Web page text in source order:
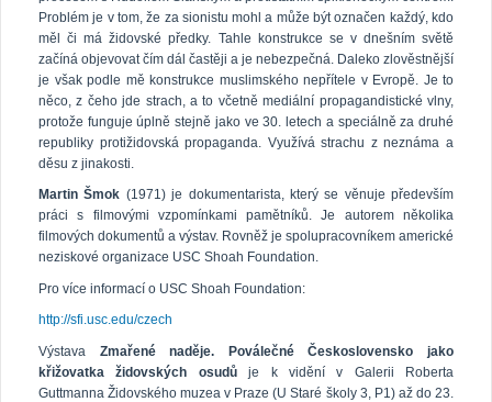
Problém je v tom, že za sionistu mohl a může být označen každý, kdo
měl či má židovské předky. Tahle konstrukce se v dnešním světě
začíná objevovat čím dál častěji a je nebezpečná. Daleko zlověstnější
je však podle mě konstrukce muslimského nepřítele v Evropě. Je to
něco, z čeho jde strach, a to včetně mediální propagandistické vlny,
protože funguje úplně stejně jako ve 30. letech a speciálně za druhé
republiky protižidovská propaganda. Využívá strachu z neznáma a
děsu z jinakosti.
Martin Šmok (1971) je dokumentarista, který se věnuje především
práci s filmovými vzpomínkami pamětníků. Je autorem několika
filmových dokumentů a výstav. Rovněž je spolupracovníkem americké
neziskové organizace USC Shoah Foundation.
Pro více informací o USC Shoah Foundation:
http://sfi.usc.edu/czech
Výstava Zmařené naděje. Poválečné Československo jako
křižovatka židovských osudůje k vidění v Galerii Roberta
Guttmanna Židovského muzea v Praze (U Staré školy 3, P1) až do 23.